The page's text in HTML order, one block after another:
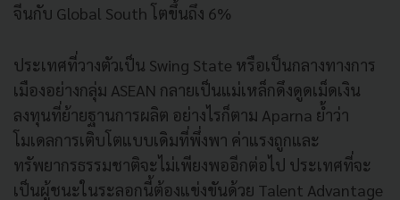
จีนกับ Global South โตขึ้นถึง 6%
ประเทศที่วางตัวเป็น Swing State หรือเป็นกลางทางการ
เมืองอย่างกลุ่ม ASEAN กลายเป็นแม่เหล็กดึงดูดเม็ดเงิน
ลงทุนที่ย้ายฐานการผลิต อย่างไรก็ตาม Aparna ย้ำว่า
โมเดลการเติบโตแบบเดิมที่พึ่งพา ค่าแรงถูกและ
ทรัพยากรธรรมชาติจะไม่เพียงพออีกต่อไป ประเทศที่จะ
เป็นผู้ชนะในระลอกนี้ต้องแข่งขันด้วย Talent Advantage